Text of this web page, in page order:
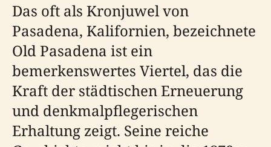
Das oft als Kronjuwel von
Pasadena, Kalifornien, bezeichnete
Old Pasadena ist ein
bemerkenswertes Viertel, das die
Kraft der städtischen Erneuerung
und denkmalpflegerischen
Erhaltung zeigt. Seine reiche